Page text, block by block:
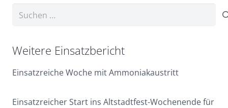
Suchen
Weitere Einsatzbericht
Einsatzreiche Woche mit Ammoniakaustritt
Einsatzreicher Start ins Altstadtfest-Wochenende für